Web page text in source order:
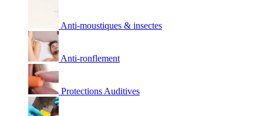
Anti-moustiques & insectes
Anti-ronflement
Protections Auditives